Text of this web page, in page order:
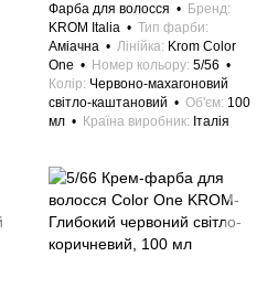
Фарба для волосся
Бренд
KROM Italia
Тип фарби
Аміачна
Лінійка Krom Color
One
Номер кольору 5/56
Колір Червоно-махагоновий
світло-каштановий
Об'єм 100
мл
Країна виробник Італія